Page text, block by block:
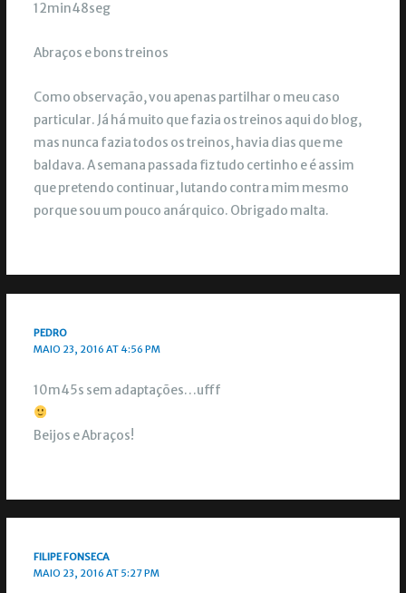
12min48seg
Abraços e bons treinos
Como observação, vou apenas partilhar o meu caso
particular. Já há muito que fazia os treinos aqui do blog,
mas nunca fazia todos os treinos, havia dias que me
baldava. A semana passada fiz tudo certinho e é assim
que pretendo continuar, lutando contra mim mesmo
porque sou um pouco anárquico. Obrigado malta.
PEDRO
MAIO 23, 2016 AT 4:56 PM
10m45s sem adaptações…ufff
Beijos e Abraços!
FILIPE FONSECA
MAIO 23, 2016 AT 5:27 PM